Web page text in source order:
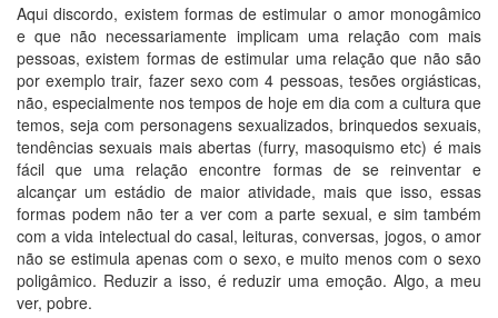
Aqui discordo, existem formas de estimular o amor monogâmico
e que não necessariamente implicam uma relação com mais
pessoas, existem formas de estimular uma relação que não são
por exemplo trair, fazer sexo com 4 pessoas, tesões orgiásticas,
não, especialmente nos tempos de hoje em dia com a cultura que
temos, seja com personagens sexualizados, brinquedos sexuais,
tendências sexuais mais abertas (furry, masoquismo etc) é mais
fácil que uma relação encontre formas de se reinventar e
alcançar um estádio de maior atividade, mais que isso, essas
formas podem não ter a ver com a parte sexual, e sim também
com a vida intelectual do casal, leituras, conversas, jogos, o amor
não se estimula apenas com o sexo, e muito menos com o sexo
poligâmico. Reduzir a isso, é reduzir uma emoção. Algo, a meu
ver, pobre.